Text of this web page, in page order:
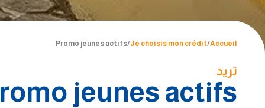
Accueil
/
Je choisis mon crédit
/
Promo jeunes actifs
تريد
jeunes actifs